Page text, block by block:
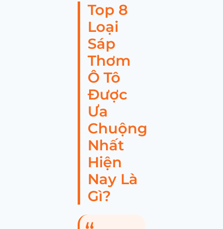
Top 8
Loại
Sáp
Thơm
Ô Tô
Được
Ưa
Chuộng
Nhất
Hiện
Nay Là
Gì?